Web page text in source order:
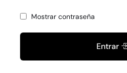
Mostrar contraseña
Entrar